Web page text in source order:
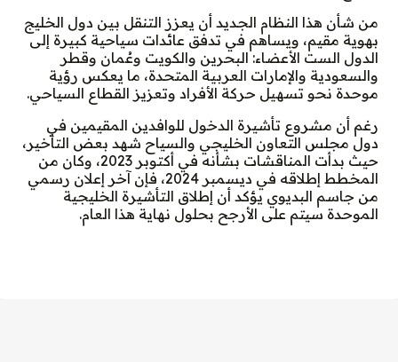
من شأن هذا النظام الجديد أن يعزز التنقل بين دول الخليج
بهوية مقيم، ويساهم في تدفق عائدات سياحية كبيرة إلى
الدول الست الأعضاء: البحرين والكويت وعُمان وقطر
والسعودية والإمارات العربية المتحدة، ما يعكس رؤية
موحدة نحو تسهيل حركة الأفراد وتعزيز القطاع السياحي.
رغم أن مشروع تأشيرة الدخول للوافدين المقيمين في
دول مجلس التعاون الخليجي والسياح شهد بعض التأخير،
حيث بدأت المناقشات بشأنه في أكتوبر 2023، وكان من
المخطط إطلاقه في ديسمبر 2024، فإن آخر إعلان رسمي
من جاسم البديوي يؤكد أن إطلاق التأشيرة الخليجية
الموحدة سيتم على الأرجح بحلول نهاية هذا العام.